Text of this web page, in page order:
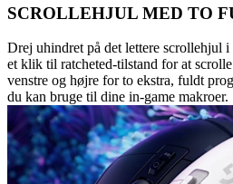
SCROLLEHJUL MED TO
Drej uhindret på det lettere scrollehjul
et klik til ratcheted-tilstand for at
venstre og højre for to ekstra, fuldt
du kan bruge til dine in-game makroer.